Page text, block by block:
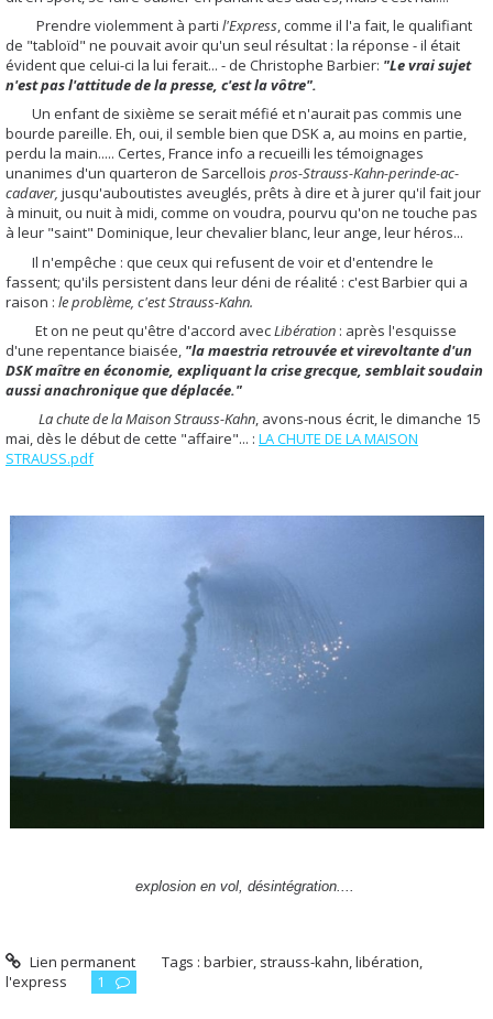
Prendre violemment à parti l'Express, comme il l'a fait, le qualifiant
de "tabloïd" ne pouvait avoir qu'un seul résultat : la réponse - il était
évident que celui-ci la lui ferait... - de Christophe Barbier: "Le vrai sujet
n'est pas l'attitude de la presse, c'est la vôtre".
Un enfant de sixième se serait méfié et n'aurait pas commis une
bourde pareille. Eh, oui, il semble bien que DSK a, au moins en partie,
perdu la main..... Certes, France info a recueilli les témoignages
unanimes d'un quarteron de Sarcellois pros-Strauss-Kahn-perinde-ac-
cadaver, jusqu'auboutistes aveuglés, prêts à dire et à jurer qu'il fait jour
à minuit, ou nuit à midi, comme on voudra, pourvu qu'on ne touche pas
à leur "saint" Dominique, leur chevalier blanc, leur ange, leur héros...
Il n'empêche : que ceux qui refusent de voir et d'entendre le
fassent; qu'ils persistent dans leur déni de réalité : c'est Barbier qui a
raison : le problème, c'est Strauss-Kahn.
Et on ne peut qu'être d'accord avecLibération : après l'esquisse
d'une repentance biaisée, "la maestria retrouvée et virevoltante d'un
DSK maître en économie, expliquant la crise grecque, semblait soudain
aussi anachronique que déplacée."
La chute de la Maison Strauss-Kahn, avons-nous écrit, le dimanche 15
mai, dès le début de cette "affaire"... : LA CHUTE DE LA MAISON
STRAUSS.pdf
explosion en vol, désintégration....
Lien permanent Tags :barbier, strauss-kahn,libération,
l'express
1